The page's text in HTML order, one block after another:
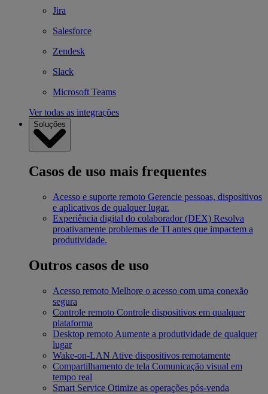
Jira
Salesforce
Zendesk
Slack
Microsoft Teams
Ver todas as integrações
Soluções
Casos de uso mais frequentes
Acesso e suporte remoto Gerencie pessoas, dispositivos
e aplicativos de qualquer lugar.
Experiência digital do colaborador (DEX) Resolva
proativamente problemas de TI antes que impactem a
produtividade.
Outros casos de uso
Acesso remoto Melhore o acesso com uma conexão
segura
Controle remoto Controle dispositivos em qualquer
plataforma
Desktop remoto Aumente a produtividade de qualquer
lugar
Wake-on-LAN Ative dispositivos remotamente
Compartilhamento de tela Comunicação visual em
tempo real
Smart Service Otimize as operações pós-venda